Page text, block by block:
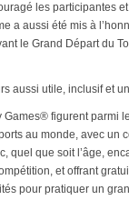
les participantes
a aussi été mis à
le Grand Départ du
aussi utile, inclusif et
Games® figurent parmi
au monde, avec un
quel que soit l’âge,
et offrant
pour pratiquer un